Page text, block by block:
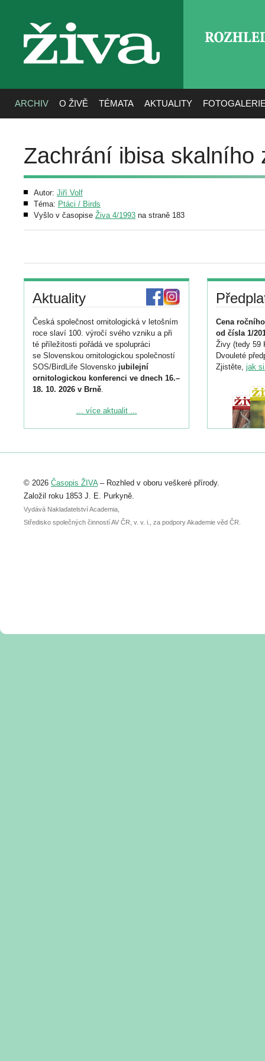
živa
ARCHIV O ŽIVĚ TÉMATA AKTUALITY
Zachrání ibisa skalního
Autor: Jiří Volf
Téma: Ptáci / Birds
Vyšlo v časopise Živa 4/1993 na straně 183
Aktuality
Česká společnost ornitologická v letošním
roce slaví 100. výročí svého vzniku a při
té příležitosti pořádá ve spolupráci
se Slovenskou ornitologickou společností
SOS/BirdLife Slovensko jubilejní
ornitologickou konferenci ve dnech 16.–
18. 10. 2026 v Brně.
Podrobnější informace ke konferenci
Registrovat se můžete do 6. září.
abstraktu přihlášené přednášky nebo
posteru je už 30. června.
... více aktualit ...
Cena
od čísla 1/
Živy (tedy 59
Dvouleté
Zjistěte, jak
© 2026 Časopis ŽIVA– Rozhled v oboru veškeré přírody.
Založil roku 1853 J. E. Purkyně.
Vydává Nakladatelství Academia,
Středisko společných činností AV ČR, v. v. i., za podpory Akademie věd ČR.